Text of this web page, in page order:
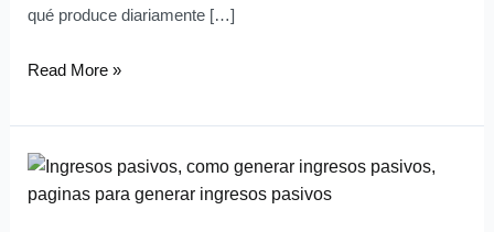
qué produce diariamente […]
Read More »
Ingresos
Pasivos